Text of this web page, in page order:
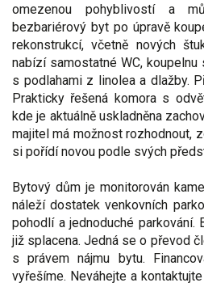
omezenou pohyblivostí a
bezbariérový byt po úpravě
rekonstrukcí, včetně nových
nabízí samostatné WC,
s podlahami z linolea a dlažby.
Prakticky řešená komora s
kde je aktuálně uskladněna
majitel má možnost rozhodnout,
si pořídí novou podle svých
Bytový dům je monitorován
náleží dostatek venkovních
pohodlí a jednoduché parkování.
již splacena. Jedná se o převod
s právem nájmu bytu.
vyřešíme. Neváhejte a